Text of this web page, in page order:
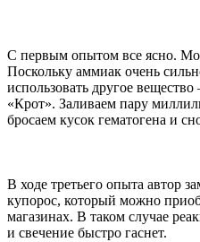
С первым опытом все ясно.
Поскольку аммиак очень
использовать другое
«Крот». Заливаем пару
бросаем кусок гематогена и
В ходе третьего опыта автор
купорос, который можно
магазинах. В таком случае
и свечение быстро гаснет.